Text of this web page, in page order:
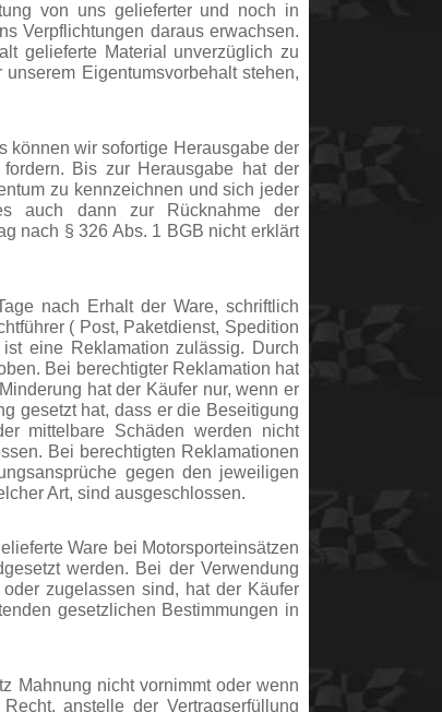
von uns gelieferter und noch in
Verpflichtungen daraus erwachsen.
gelieferte Material unverzüglich zu
Eigentumsvorbehalt stehen,
können wir sofortige Herausgabe der
Bis zur Herausgabe hat der
zu kennzeichnen und sich jeder
auch dann zur Rücknahme der
nach § 326 Abs. 1 BGB nicht erklärt
nach Erhalt der Ware, schriftlich
( Post, Paketdienst, Spedition
eine Reklamation zulässig. Durch
Bei berechtigter Reklamation hat
hat der Käufer nur, wenn er
gesetzt hat, dass er die Beseitigung
mittelbare Schäden werden nicht
Bei berechtigten Reklamationen
gegen den jeweiligen
Art, sind ausgeschlossen.
Ware bei Motorsporteinsätzen
werden. Bei der Verwendung
zugelassen sind, hat der Käufer
gesetzlichen Bestimmungen in
Mahnung nicht vornimmt oder wenn
anstelle der Vertragserfüllung